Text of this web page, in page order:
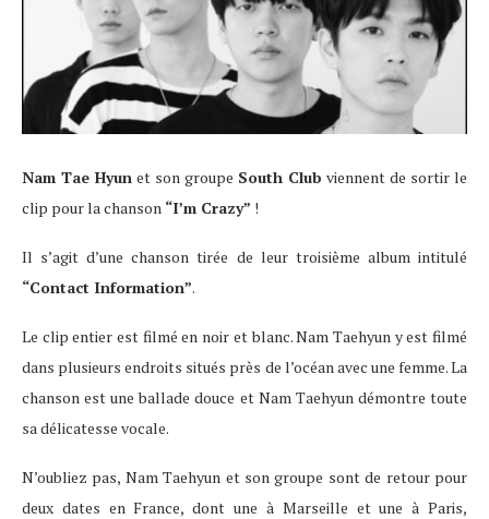
Nam Tae Hyun et son groupe South Club viennent de sortir le
clip pour la chanson “I’m Crazy” !
Il s’agit d’une chanson tirée de leur troisième album intitulé
“Contact Information”.
Le clip entier est filmé en noir et blanc. Nam Taehyun y est filmé
dans plusieurs endroits situés près de l’océan avec une femme. La
chanson est une ballade douce et Nam Taehyun démontre toute
sa délicatesse vocale.
N’oubliez pas, Nam Taehyun et son groupe sont de retour pour
deux dates en France, dont une à Marseille et une à Paris,